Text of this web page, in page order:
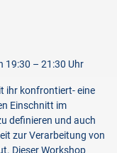
19:30 – 21:30 Uhr
ihr konfrontiert- eine
Einschnitt im
definieren und auch
zur Verarbeitung von
Dieser Workshop